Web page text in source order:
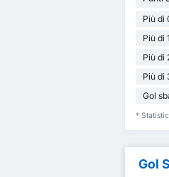
Più di
Più di
Più di
Più di
Gol
*
Gol